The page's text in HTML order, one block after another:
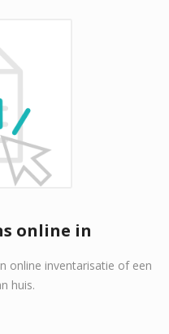
online in
online inventarisatie of een
huis.